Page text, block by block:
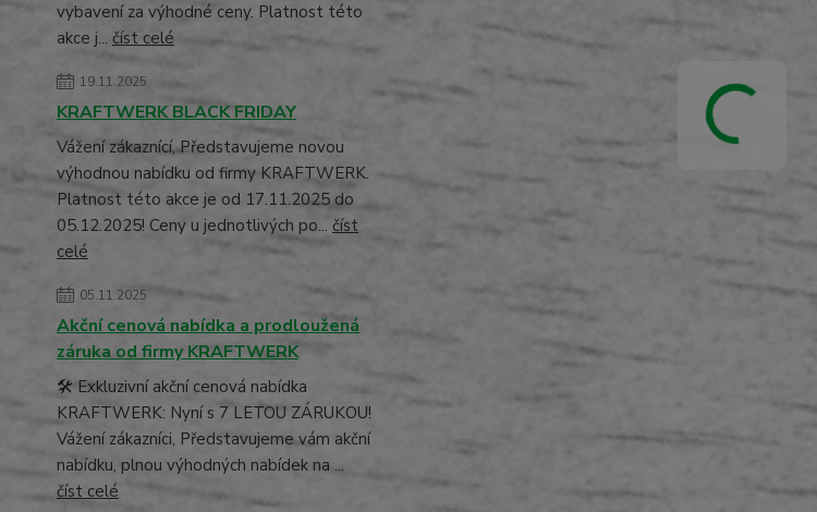
vybavení za výhodné ceny. Platnost této
akce j... číst celé
19.11.2025
KRAFTWERK BLACK FRIDAY
Vážení zákaznící, Představujeme novou
výhodnou nabídku od firmy KRAFTWERK.
Platnost této akce je od 17.11.2025 do
05.12.2025! Ceny u jednotlivých po... číst
celé
05.11.2025
Akční cenová nabídka a prodloužená
záruka od firmy KRAFTWERK
🛠️ Exkluzivní akční cenová nabídka
KRAFTWERK: Nyní s 7 LETOU ZÁRUKOU!
Vážení zákazníci, Představujeme vám akční
nabídku, plnou výhodných nabídek na ...
číst celé